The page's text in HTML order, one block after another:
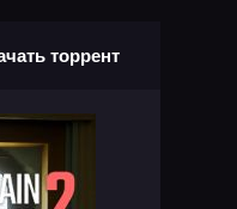
торрент